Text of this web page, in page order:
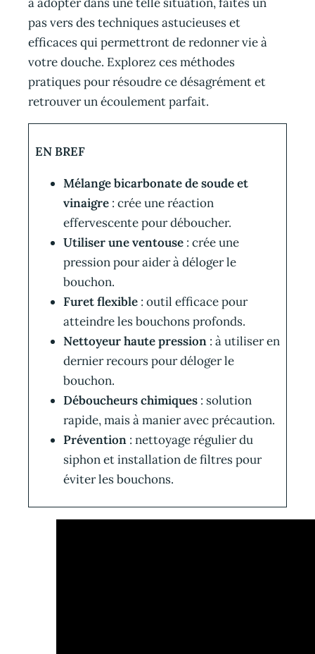
pas vers des techniques astucieuses et
efficaces qui permettront de redonner vie à
votre douche. Explorez ces méthodes
pratiques pour résoudre ce désagrément et
retrouver un écoulement parfait.
EN BREF
Mélange bicarbonate de soude et
vinaigre: crée une réaction
effervescente pour déboucher.
Utiliser une ventouse: crée une
pression pour aider à déloger le
bouchon.
Furet flexible: outil efficace pour
atteindre les bouchons profonds.
Nettoyeur haute pression: à utiliser en
dernier recours pour déloger le
bouchon.
Déboucheurs chimiques: solution
rapide, mais à manier avec précaution.
Prévention: nettoyage régulier du
siphon et installation de filtres pour
éviter les bouchons.